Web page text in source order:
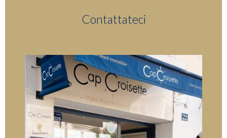
Contattateci